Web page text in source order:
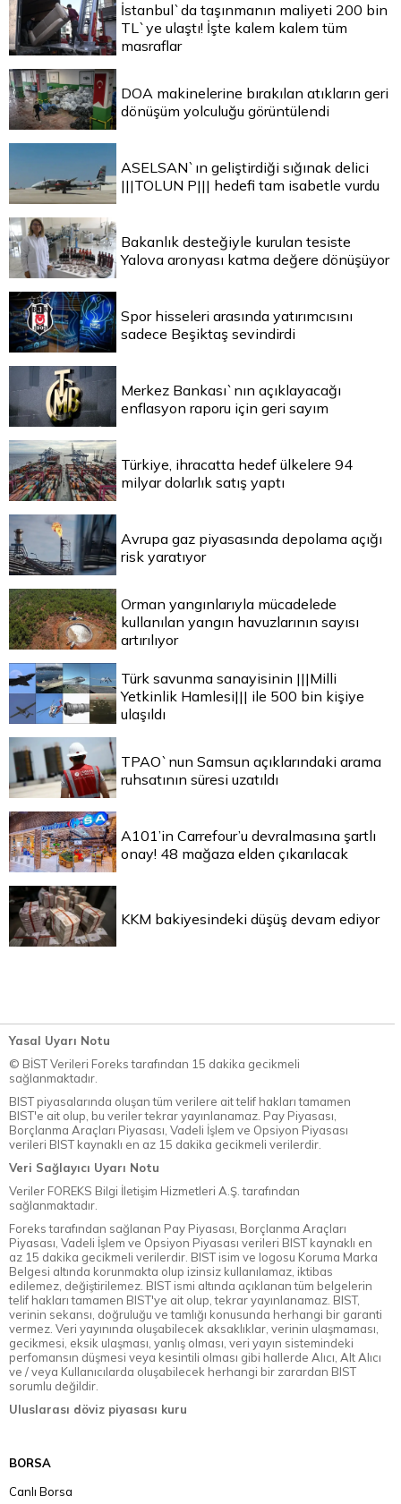
İstanbul`da taşınmanın maliyeti 200 bin
TL`ye ulaştı! İşte kalem kalem tüm
masraflar
DOA makinelerine bırakılan atıkların geri
dönüşüm yolculuğu görüntülendi
ASELSAN`ın geliştirdiği sığınak delici
|||TOLUN P||| hedefi tam isabetle vurdu
Bakanlık desteğiyle kurulan tesiste
Yalova aronyası katma değere dönüşüyor
Spor hisseleri arasında yatırımcısını
sadece Beşiktaş sevindirdi
Merkez Bankası`nın açıklayacağı
enflasyon raporu için geri sayım
Türkiye, ihracatta hedef ülkelere 94
milyar dolarlık satış yaptı
Avrupa gaz piyasasında depolama açığı
risk yaratıyor
Orman yangınlarıyla mücadelede
kullanılan yangın havuzlarının sayısı
artırılıyor
Türk savunma sanayisinin |||Milli
Yetkinlik Hamlesi||| ile 500 bin kişiye
ulaşıldı
TPAO`nun Samsun açıklarındaki arama
ruhsatının süresi uzatıldı
A101’in Carrefour’u devralmasına şartlı
onay! 48 mağaza elden çıkarılacak
KKM bakiyesindeki düşüş devam ediyor
Yasal Uyarı Notu
© BİST Verileri Foreks tarafından 15 dakika gecikmeli
sağlanmaktadır.
BIST piyasalarında oluşan tüm verilere ait telif hakları tamamen
BIST'e ait olup, bu veriler tekrar yayınlanamaz. Pay Piyasası,
Borçlanma Araçları Piyasası, Vadeli İşlem ve Opsiyon Piyasası
verileri BIST kaynaklı en az 15 dakika gecikmeli verilerdir.
Veri Sağlayıcı Uyarı Notu
Veriler FOREKS Bilgi İletişim Hizmetleri A.Ş. tarafından
sağlanmaktadır.
Foreks tarafından sağlanan Pay Piyasası, Borçlanma Araçları
Piyasası, Vadeli İşlem ve Opsiyon Piyasası verileri BIST kaynaklı en
az 15 dakika gecikmeli verilerdir. BIST isim ve logosu Koruma Marka
Belgesi altında korunmakta olup izinsiz kullanılamaz, iktibas
edilemez, değiştirilemez. BIST ismi altında açıklanan tüm belgelerin
telif hakları tamamen BIST'ye ait olup, tekrar yayınlanamaz. BIST,
verinin sekansı, doğruluğu ve tamlığı konusunda herhangi bir garanti
vermez. Veri yayınında oluşabilecek aksaklıklar, verinin ulaşmaması,
gecikmesi, eksik ulaşması, yanlış olması, veri yayın sistemindeki
perfomansın düşmesi veya kesintili olması gibi hallerde Alıcı, Alt Alıcı
ve / veya Kullanıcılarda oluşabilecek herhangi bir zarardan BIST
sorumlu değildir.
Uluslarası döviz piyasası kuru
BORSA
Canlı Borsa